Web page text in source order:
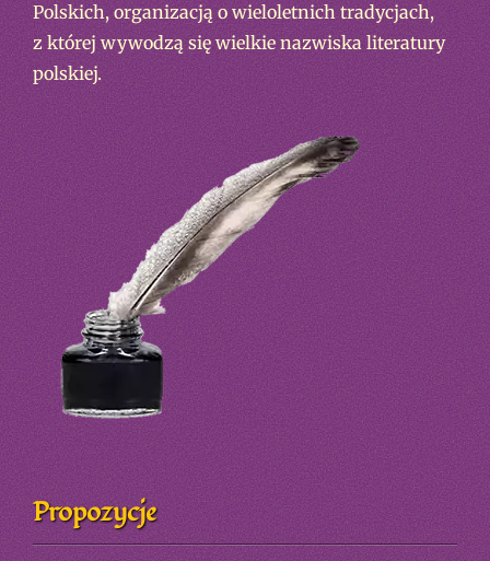
Polskich, organizacją o wieloletnich tradycjach,
z której wywodzą się wielkie nazwiska literatury
polskiej.
Propozycje